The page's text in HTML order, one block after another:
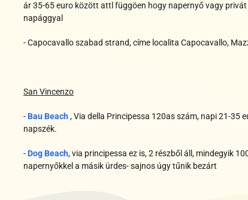
ár 35-65 euro között attl függöen hogy napernyő vagy
napággyal
- Capocavallo szabad strand, címe localita Capocavallo,
San Vincenzo
-Bau Beach, Via della Principessa 120as szám, napi 21-35
napszék.
-Dog Beach, via principessa ez is, 2 részből áll, mindegyik
napernyőkkel a másik ürdes- sajnos úgy tűnik bezárt